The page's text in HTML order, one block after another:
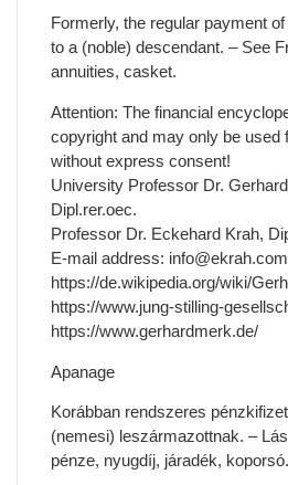
Formerly, the regular payment
to a (noble) descendant. – See
annuities, casket.
Attention: The financial
copyright and may only be used
without express consent!
University Professor Dr.
Dipl.rer.oec.
Professor Dr. Eckehard Krah,
E-mail address: info@ekrah.com
https://de.wikipedia.org/wiki/
https://www.jung-stilling-
https://www.gerhardmerk.de/
Apanage
Korábban rendszeres
(nemesi) leszármazottnak. –
pénze, nyugdíj, járadék, koporsó.